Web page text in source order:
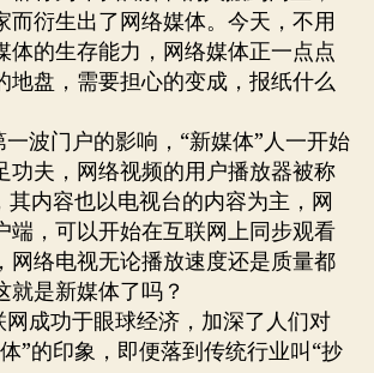
而衍生出了网络媒体。今天，不用
体的生存能力，网络媒体正一点点
地盘，需要担心的变成，报纸什么
波门户的影响，“新媒体”人一开始
功夫，网络视频的用户播放器被称
其内容也以电视台的内容为主，网
端，可以开始在互联网上同步观看
网络电视无论播放速度还是质量都
就是新媒体了吗？
成功于眼球经济，加深了人们对
”的印象，即便落到传统行业叫“抄